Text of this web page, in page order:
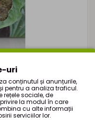
50g
uri
conținutul și anunțurile,
pentru a analiza traficul.
rețele sociale, de
la modul în care
cu alte informații
serviciilor lor.